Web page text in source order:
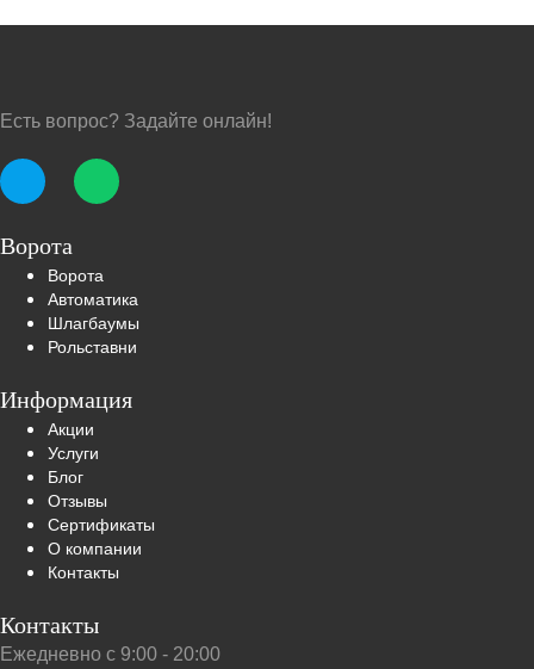
Есть вопрос? Задайте онлайн!
Ворота
Ворота
Автоматика
Шлагбаумы
Рольставни
Информация
Акции
Услуги
Блог
Отзывы
Сертификаты
О компании
Контакты
Контакты
Ежедневно с 9:00 - 20:00